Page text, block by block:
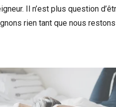
Il n’est plus question
rien tant que nous